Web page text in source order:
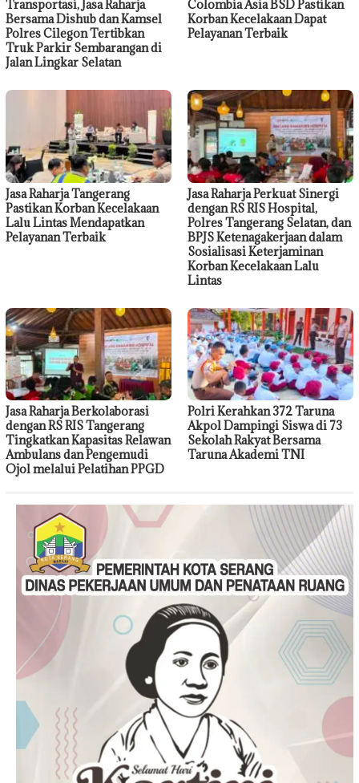
Transportasi, Jasa Raharja
Bersama Dishub dan Kamsel
Polres Cilegon Tertibkan
Truk Parkir Sembarangan di
Jalan Lingkar Selatan
Colombia Asia BSD Pastikan
Korban Kecelakaan Dapat
Pelayanan Terbaik
Jasa Raharja Tangerang
Pastikan Korban Kecelakaan
Lalu Lintas Mendapatkan
Pelayanan Terbaik
Jasa Raharja Perkuat Sinergi
dengan RS RIS Hospital,
Polres Tangerang Selatan, dan
BPJS Ketenagakerjaan dalam
Sosialisasi Keterjaminan
Korban Kecelakaan Lalu
Lintas
Jasa Raharja Berkolaborasi
dengan RS RIS Tangerang
Tingkatkan Kapasitas Relawan
Ambulans dan Pengemudi
Ojol melalui Pelatihan PPGD
Polri Kerahkan 372 Taruna
Akpol Dampingi Siswa di 73
Sekolah Rakyat Bersama
Taruna Akademi TNI